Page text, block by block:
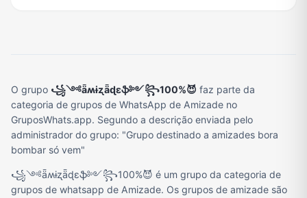
O grupo ꧁༺ǟʍɨʐǟɖɛֆ༻꧂100%😈 faz parte da
categoria de grupos de WhatsApp de Amizade no
GruposWhats.app. Segundo a descrição enviada pelo
administrador do grupo: "Grupo destinado a amizades bora
bombar só vem"
꧁༺ǟʍɨʐǟɖɛֆ༻꧂100%😈 é um grupo da categoria de
grupos de whatsapp de Amizade. Os grupos de amizade são